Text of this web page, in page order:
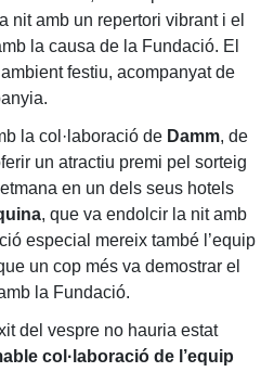
nit amb un repertori vibrant i el
la causa de la Fundació. El
festiu, acompanyat de
la col·laboració de Damm, de
un atractiu premi pel sorteig
en un dels seus hotels
, que va endolcir la nit amb
especial mereix també l’equip
un cop més va demostrar el
la Fundació.
del vespre no hauria estat
col·laboració de l’equip